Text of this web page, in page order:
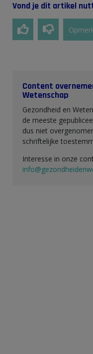
Vond je dit artikel
Content
Wetenschap
Gezondheid en
de meeste
dus niet
schriftelijke
Interesse in onze